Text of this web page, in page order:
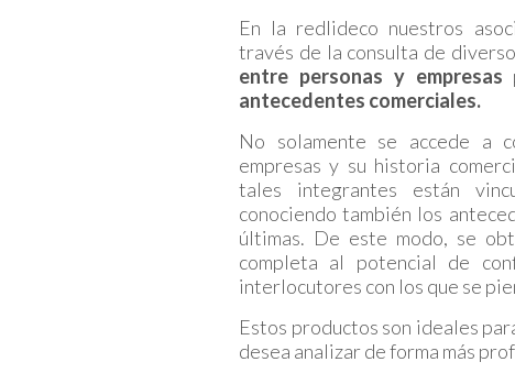
En la redlideco nuestros
través de la consulta de
entre personas y empresas
antecedentes comerciales.
No solamente se accede a
empresas y su historia
tales integrantes están
conociendo también los
últimas. De este modo, se
completa al potencial de
interlocutores con los que se
Estos productos son ideales
desea analizar de forma más